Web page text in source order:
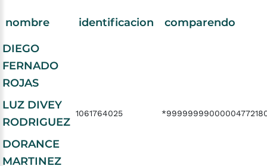
nombre identificacion
comparendo
DIEGO
FERNADO
ROJAS
LUZ DIVEY
RODRIGUEZ
1061764025
DORANCE
MARTINEZ